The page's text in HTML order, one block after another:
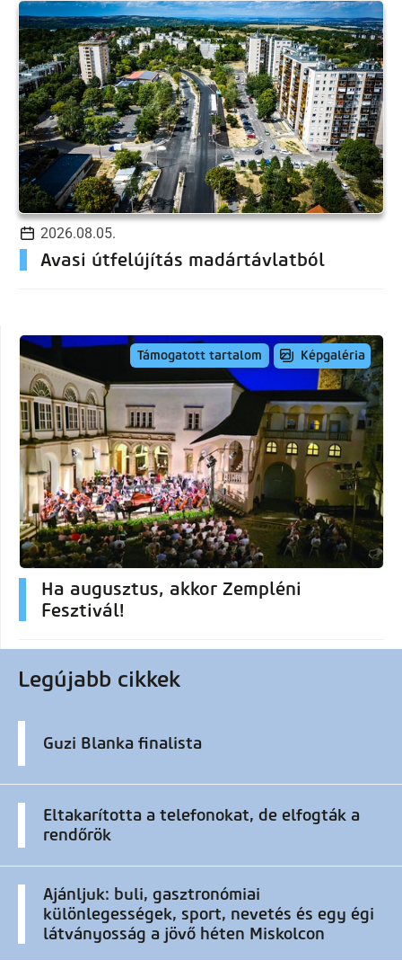
2026.08.05.
Avasi útfelújítás madártávlatból
Támogatott tartalom Képgaléria
Ha augusztus, akkor Zempléni
Fesztivál!
Legújabb cikkek
Guzi Blanka finalista
Eltakarította a telefonokat, de elfogták a
rendőrök
Ajánljuk: buli, gasztronómiai
különlegességek, sport, nevetés és egy égi
látványosság a jövő héten Miskolcon